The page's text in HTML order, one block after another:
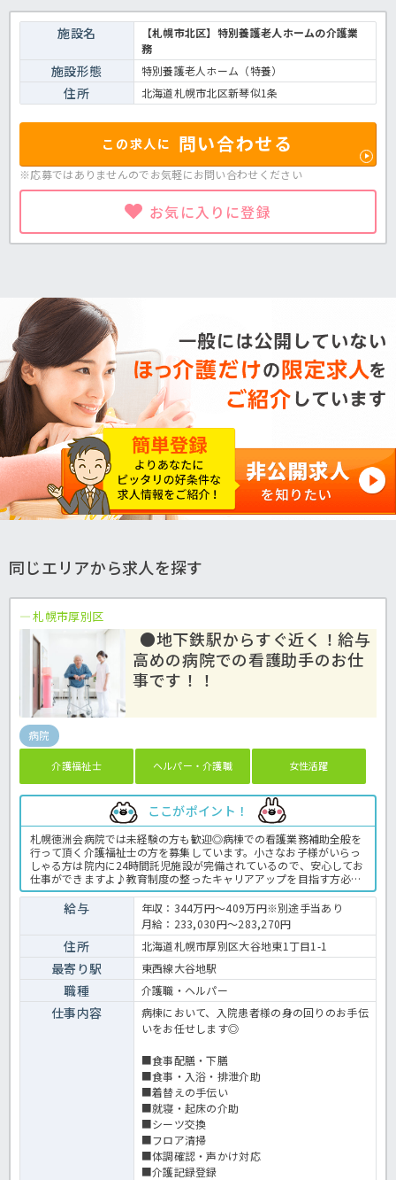
施設名
【札幌市北区】特別養護老人ホームの介護業
務
施設形態 特別養護老人ホーム（特養）
住所 北海道札幌市北区新琴似1条
この求人に 問い合わせる
※応募ではありませんのでお気軽にお問い合わせください
お気に入りに登録
同じエリアから求人を探す
札幌市厚別区
●地下鉄駅からすぐ近く！給与
高めの病院での看護助手のお仕
事です！！
病院
介護福祉士 ヘルパー・介護職 女性活躍
ここがポイント！
札幌徳洲会病院では未経験の方も歓迎◎病棟での看護業務補助全般を
行って頂く介護福祉士の方を募集しています。小さなお子様がいらっ
しゃる方は院内に24時間託児施設が完備されているので、安心してお
仕事ができますよ♪教育制度の整ったキャリアアップを目指す方必見
の求人！大手法人ならではの福利厚生や手当が充実★ご興味のある方
はお気軽にほっ介護までお問合せ下さい♪病院での看護助手業務全般
です。 ＜看護助手 正職員 病院の求人＞
給与
年収：344万円～409万円※別途手当あり
月給：233,030円～283,270円
住所 北海道札幌市厚別区大谷地東1丁目1-1
最寄り駅 東西線大谷地駅
職種 介護職・ヘルパー
仕事内容
病棟において、入院患者様の身の回りのお手伝
いをお任せします◎
■食事配膳・下膳
■食事・入浴・排泄介助
■着替えの手伝い
■就寝・起床の介助
■シーツ交換
■フロア清掃
■体調確認・声かけ対応
■介護記録登録